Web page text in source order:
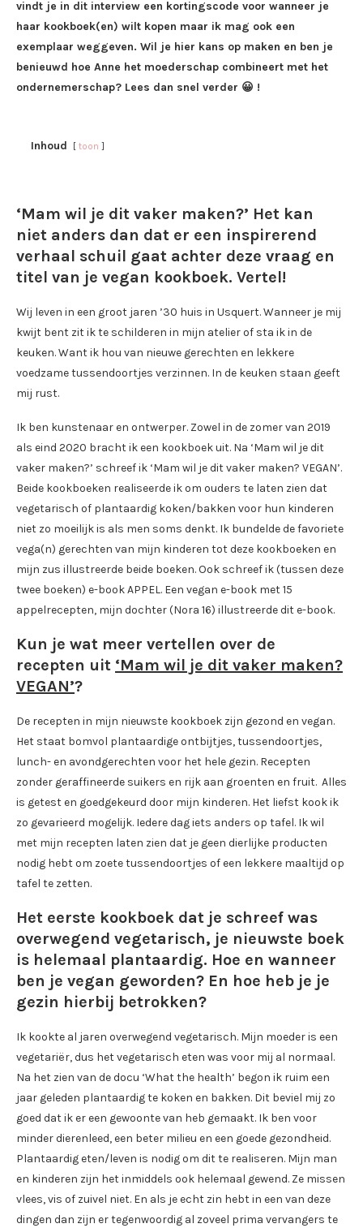
vindt je in dit interview een kortingscode voor wanneer je
haar kookboek(en) wilt kopen maar ik mag ook een
exemplaar weggeven. Wil je hier kans op maken en ben je
benieuwd hoe Anne het moederschap combineert met het
ondernemerschap? Lees dan snel verder 😀 !
Inhoud toon
‘Mam wil je dit vaker maken?’ Het kan
niet anders dan dat er een inspirerend
verhaal schuil gaat achter deze vraag en
titel van je vegan kookboek. Vertel!
Wij leven in een groot jaren ’30 huis in Usquert. Wanneer je mij
kwijt bent zit ik te schilderen in mijn atelier of sta ik in de
keuken. Want ik hou van nieuwe gerechten en lekkere
voedzame tussendoortjes verzinnen. In de keuken staan geeft
mij rust.
Ik ben kunstenaar en ontwerper. Zowel in de zomer van 2019
als eind 2020 bracht ik een kookboek uit. Na ‘Mam wil je dit
vaker maken?’ schreef ik ‘Mam wil je dit vaker maken? VEGAN’.
Beide kookboeken realiseerde ik om ouders te laten zien dat
vegetarisch of plantaardig koken/bakken voor hun kinderen
niet zo moeilijk is als men soms denkt. Ik bundelde de favoriete
vega(n) gerechten van mijn kinderen tot deze kookboeken en
mijn zus illustreerde beide boeken. Ook schreef ik (tussen deze
twee boeken) e-book APPEL. Een vegan e-book met 15
appelrecepten, mijn dochter (Nora 16) illustreerde dit e-book.
Kun je wat meer vertellen over de
recepten uit ‘Mam wil je dit vaker maken?
VEGAN’?
De recepten in mijn nieuwste kookboek zijn gezond en vegan.
Het staat bomvol plantaardige ontbijtjes, tussendoortjes,
lunch- en avondgerechten voor het hele gezin. Recepten
zonder geraffineerde suikers en rijk aan groenten en fruit. Alles
is getest en goedgekeurd door mijn kinderen. Het liefst kook ik
zo gevarieerd mogelijk. Iedere dag iets anders op tafel. Ik wil
met mijn recepten laten zien dat je geen dierlijke producten
nodig hebt om zoete tussendoortjes of een lekkere maaltijd op
tafel te zetten.
Het eerste kookboek dat je schreef was
overwegend vegetarisch, je nieuwste boek
is helemaal plantaardig. Hoe en wanneer
ben je vegan geworden? En hoe heb je je
gezin hierbij betrokken?
Ik kookte al jaren overwegend vegetarisch. Mijn moeder is een
vegetariër, dus het vegetarisch eten was voor mij al normaal.
Na het zien van de docu ‘What the health’ begon ik ruim een
jaar geleden plantaardig te koken en bakken. Dit beviel mij zo
goed dat ik er een gewoonte van heb gemaakt. Ik ben voor
minder dierenleed, een beter milieu en een goede gezondheid.
Plantaardig eten/leven is nodig om dit te realiseren. Mijn man
en kinderen zijn het inmiddels ook helemaal gewend. Ze missen
vlees, vis of zuivel niet. En als je echt zin hebt in een van deze
dingen dan zijn er tegenwoordig al zoveel prima vervangers te